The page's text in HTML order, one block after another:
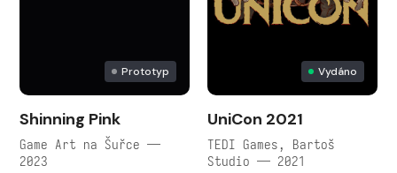
Prototyp
Shinning Pink
Game Art na Šuřce —
2023
Vydáno
UniCon 2021
TEDI Games, Bartoš
Studio — 2021